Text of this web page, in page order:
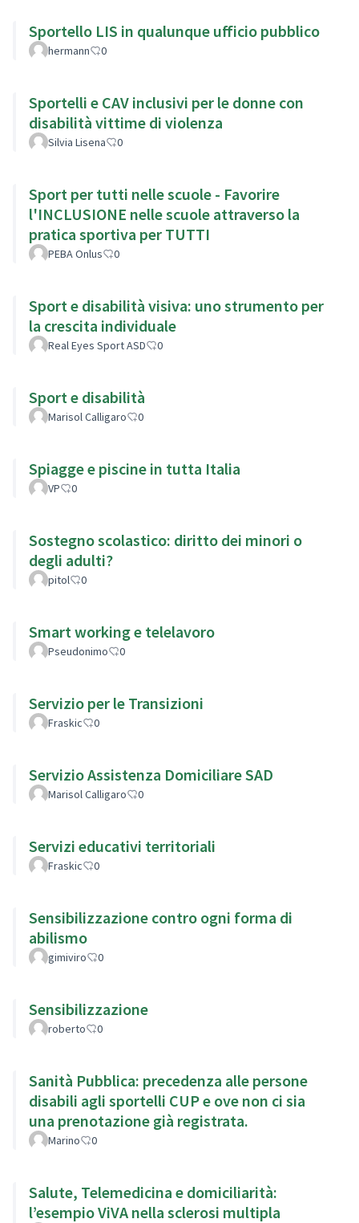
Sportello LIS in qualunque ufficio pubblico
hermann 0
Sportelli e CAV inclusivi per le donne con
disabilità vittime di violenza
Silvia Lisena 0
Sport per tutti nelle scuole - Favorire
l'INCLUSIONE nelle scuole attraverso la
pratica sportiva per TUTTI
PEBA Onlus 0
Sport e disabilità visiva: uno strumento per
la crescita individuale
Real Eyes Sport ASD 0
Sport e disabilità
Marisol Calligaro 0
Spiagge e piscine in tutta Italia
VP 0
Sostegno scolastico: diritto dei minori o
degli adulti?
pitol 0
Smart working e telelavoro
Pseudonimo 0
Servizio per le Transizioni
Fraskic 0
Servizio Assistenza Domiciliare SAD
Marisol Calligaro 0
Servizi educativi territoriali
Fraskic 0
Sensibilizzazione contro ogni forma di
abilismo
gimiviro 0
Sensibilizzazione
roberto 0
Sanità Pubblica: precedenza alle persone
disabili agli sportelli CUP e ove non ci sia
una prenotazione già registrata.
Marino 0
Salute, Telemedicina e domiciliarità:
l’esempio ViVA nella sclerosi multipla